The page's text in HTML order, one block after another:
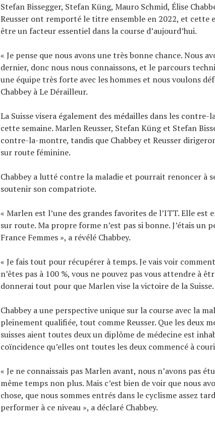
Stefan Bissegger, Stefan Küng, Mauro Schmid, Élise
Reusser ont remporté le titre ensemble en 2022, et cette
être un facteur essentiel dans la course d’aujourd’hui.
« Je pense que nous avons une très bonne chance. Nous
dernier, donc nous nous connaissons, et le parcours
une équipe très forte avec les hommes et nous voulons
Chabbey à Le Dérailleur.
La Suisse visera également des médailles dans les
cette semaine. Marlen Reusser, Stefan Küng et Stefan
contre-la-montre, tandis que Chabbey et Reusser
sur route féminine.
Chabbey a lutté contre la maladie et pourrait renoncer à
soutenir son compatriote.
« Marlen est l’une des grandes favorites de l’ITT. Elle
sur route. Ma propre forme n’est pas si bonne. J’étais un
France Femmes », a révélé Chabbey.
« Je fais tout pour récupérer à temps. Je vais voir
n’êtes pas à 100 %, vous ne pouvez pas vous attendre à
donnerai tout pour que Marlen vise la victoire de la Suisse.
Chabbey a une perspective unique sur la course avec la
pleinement qualifiée, tout comme Reusser. Que les deux
suisses aient toutes deux un diplôme de médecine est
coïncidence qu’elles ont toutes les deux commencé à
« Je ne connaissais pas Marlen avant, nous n’avons pas
même temps non plus. Mais c’est bien de voir que nous
chose, que nous sommes entrés dans le cyclisme assez
performer à ce niveau », a déclaré Chabbey.